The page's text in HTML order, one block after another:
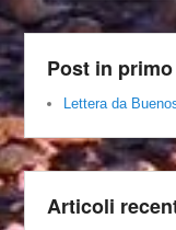
Post in
Lettera da
Articoli